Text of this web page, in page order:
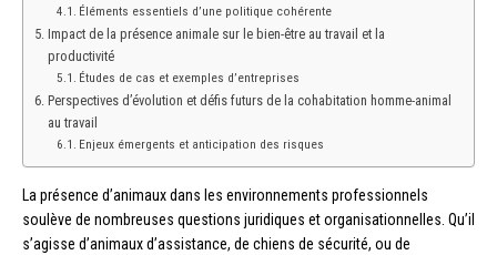
Éléments essentiels d’une politique cohérente
Impact de la présence animale sur le bien-être au travail et la
productivité
Études de cas et exemples d’entreprises
Perspectives d’évolution et défis futurs de la cohabitation homme-animal
au travail
Enjeux émergents et anticipation des risques
La présence d’animaux dans les environnements professionnels
soulève de nombreuses questions juridiques et organisationnelles. Qu’il
s’agisse d’animaux d’assistance, de chiens de sécurité, ou de